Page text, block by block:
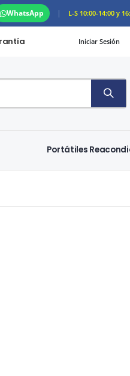
WhatsApp | L-S 10:00-14:00 y
Iniciar Sesión
Portátiles